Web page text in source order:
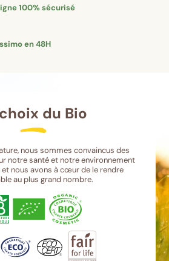
100% sécurisé
en 48H
du Bio
nous sommes convaincus des
notre santé et notre environnement
nous avons à cœur de le rendre
au plus grand nombre.